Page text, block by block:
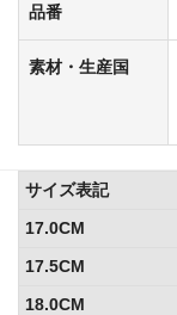
品番
素材・生産国
サイズ表記
17.0CM
17.5CM
18.0CM